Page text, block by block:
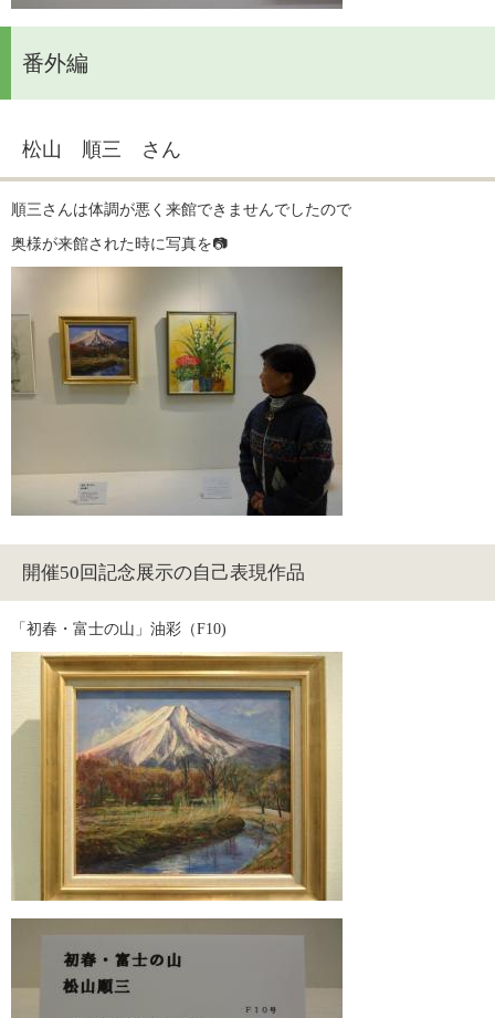
番外編
松山 順三 さん
順三さんは体調が悪く来館できませんでしたので
奥様が来館された時に写真を📷
開催50回記念展示の自己表現作品
「初春・富士の山」油彩（F10)